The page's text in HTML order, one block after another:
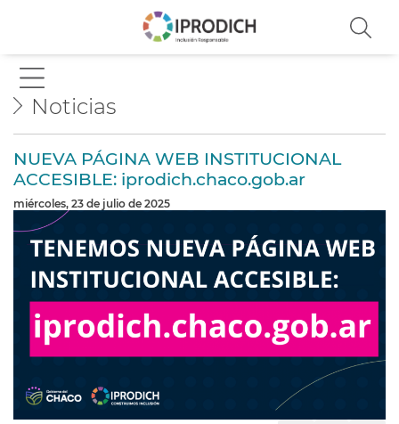
Noticias
NUEVA PÁGINA WEB INSTITUCIONAL
ACCESIBLE: iprodich.chaco.gob.ar
miércoles, 23 de julio de 2025